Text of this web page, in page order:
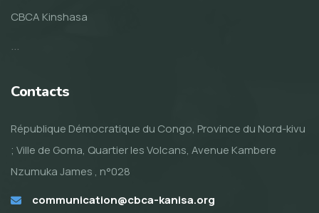
CBCA Kinshasa
...
Contacts
République Démocratique du Congo, Province du Nord-kivu
; Ville de Goma, Quartier les Volcans, Avenue Kambere
Nzumuka James , n°028
communication@cbca-kanisa.org